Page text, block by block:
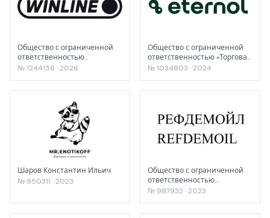
Общество с ограниченной
ответственностью
"Управляющая компания
№ 1244156 · 2026
Общество с ограниченной
ответственностью «Торговая
Компания «Гранд»
№ 1034803 · 2024
Шаров Константин Ильич
№ 950311 · 2023
Общество с ограниченной
ответственностью
«Индустриальные решения»
№ 987932 · 2023